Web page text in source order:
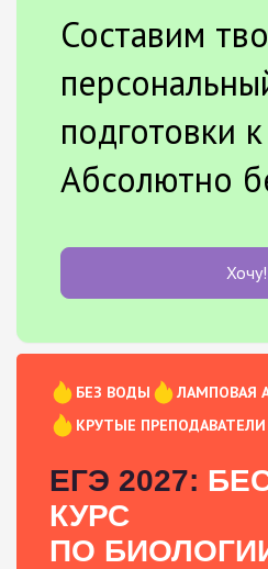
Составим
подготовки
Абсолютно
Хочу!
БЕЗ ВОДЫ
ЛАМПОВАЯ
КРУТЫЕ ПРЕПОДАВАТЕЛИ
ЕГЭ 2027:
КУРС
ПО